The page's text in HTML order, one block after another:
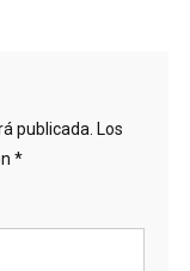
publicada. Los
*